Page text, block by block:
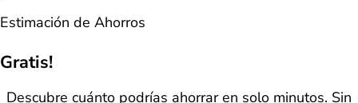
Estimación de Ahorros
Gratis!
Descubre cuánto podrías ahorrar en solo minutos. Sin